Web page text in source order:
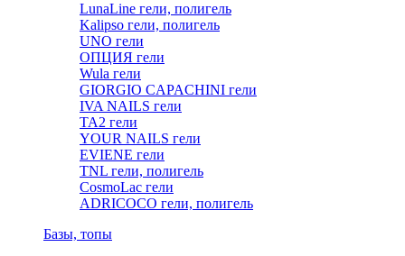
LunaLine гели, полигель
Kalipso гели, полигель
UNO гели
ОПЦИЯ гели
Wula гели
GIORGIO CAPACHINI гели
IVA NAILS гели
TA2 гели
YOUR NAILS гели
EVIENE гели
TNL гели, полигель
CosmoLac гели
ADRICOCO гели, полигель
Базы, топы